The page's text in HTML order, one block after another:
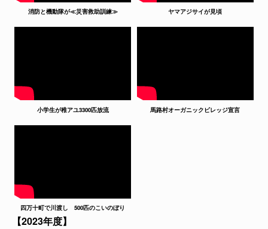
消防と機動隊が≪災害救助訓練≫ ヤマアジサイが見頃
小学生が稚アユ3300匹放流 馬路村オーガニックビレッジ宣言
四万十町で川渡し 500匹のこいのぼり
【2023年度】